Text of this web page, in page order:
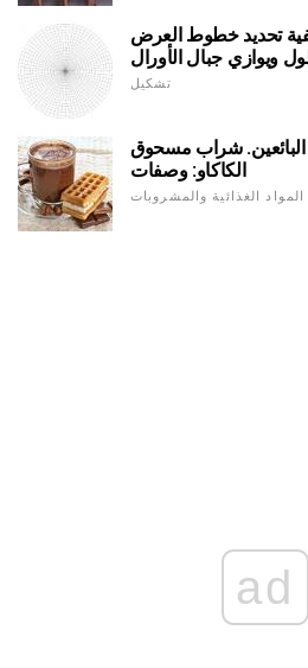
تحديد خطوط العرض
ويوازي جبال الأورال
تشكيل
البائعين. شراب مسحوق
الكاكاو: وصفات
المواد الغذائية والمشروبات
ad